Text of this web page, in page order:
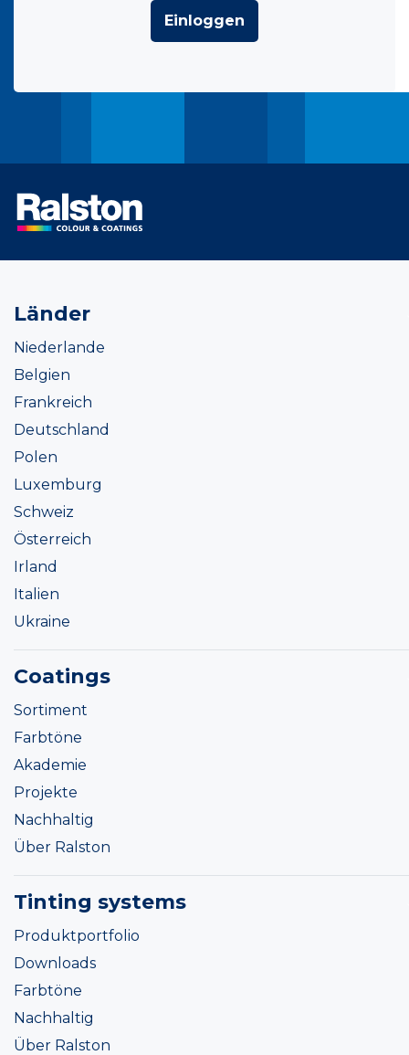
Einloggen
Länder
Niederlande
Belgien
Frankreich
Deutschland
Polen
Luxemburg
Schweiz
Österreich
Irland
Italien
Ukraine
Coatings
Sortiment
Farbtöne
Akademie
Projekte
Nachhaltig
Über Ralston
Tinting systems
Produktportfolio
Downloads
Farbtöne
Nachhaltig
Über Ralston